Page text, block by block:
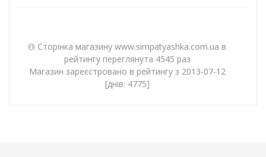
Сторінка магазину www.simpatyashka.com.ua в
рейтингу переглянута 4545 раз
Магазин зареєстровано в рейтингу з 2013-07-12
[днів: 4775]